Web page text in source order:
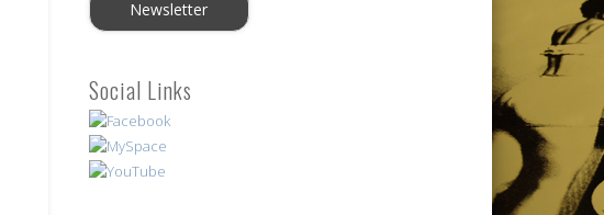
Social Links